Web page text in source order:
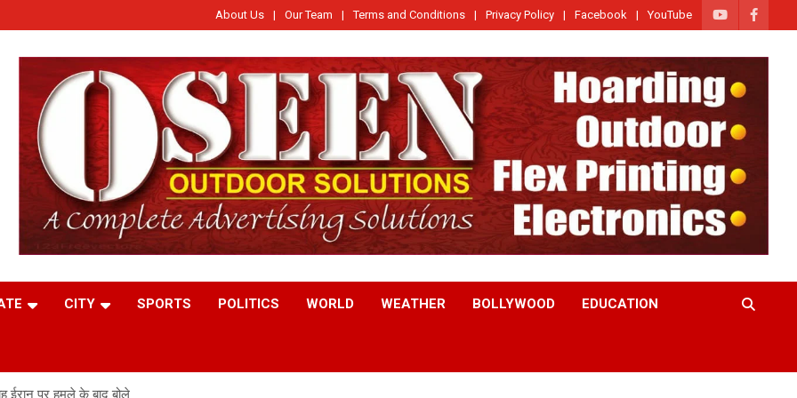
About Us Our Team Terms and Conditions Privacy Policy Facebook YouTube
CITY SPORTS POLITICS WORLD WEATHER BOLLYWOOD EDUCATION
ईरान पर हमले के बाद बोले